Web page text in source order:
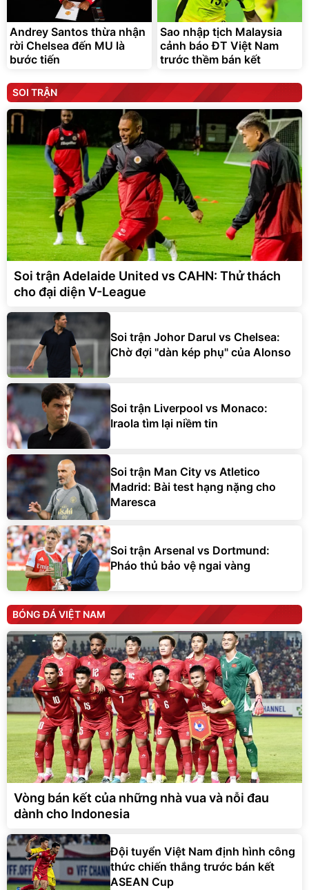
Andrey Santos thừa nhận
rời Chelsea đến MU là
bước tiến
Sao nhập tịch Malaysia
cảnh báo ĐT Việt Nam
trước thềm bán kết
SOI TRẬN
Soi trận Adelaide United vs CAHN: Thử thách
cho đại diện V-League
Soi trận Johor Darul vs Chelsea:
Chờ đợi "dàn kép phụ" của Alonso
Soi trận Liverpool vs Monaco:
Iraola tìm lại niềm tin
Soi trận Man City vs Atletico
Madrid: Bài test hạng nặng cho
Maresca
Soi trận Arsenal vs Dortmund:
Pháo thủ bảo vệ ngai vàng
BÓNG ĐÁ VIỆT NAM
Vòng bán kết của những nhà vua và nỗi đau
dành cho Indonesia
Đội tuyển Việt Nam định hình công
thức chiến thắng trước bán kết
ASEAN Cup